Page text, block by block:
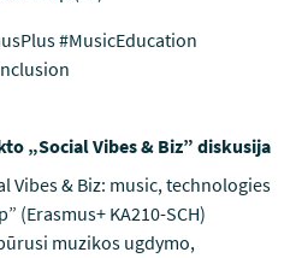
#MusicEducation
„Social Vibes & Biz” diskusija
Vibes & Biz: music, technologies
(Erasmus+ KA210-SCH)
muzikos ugdymo,